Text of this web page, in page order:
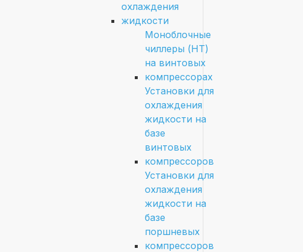
охлаждения
жидкости
Моноблочные
чиллеры (HT)
на винтовых
компрессорах
Установки для
охлаждения
жидкости на
базе
винтовых
компрессоров
Установки для
охлаждения
жидкости на
базе
поршневых
компрессоров